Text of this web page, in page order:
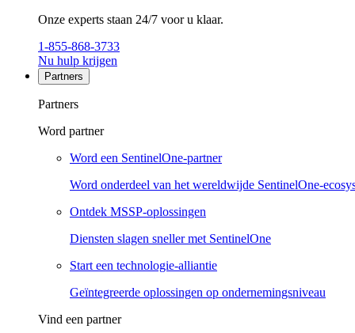
Onze experts staan 24/7 voor u klaar.
1-855-868-3733
Nu hulp krijgen
Partners
Partners
Word partner
Word een SentinelOne-partner
Word onderdeel van het wereldwijde SentinelOne-
Ontdek MSSP-oplossingen
Diensten slagen sneller met SentinelOne
Start een technologie-alliantie
Geïntegreerde oplossingen op ondernemingsniveau
Vind een partner